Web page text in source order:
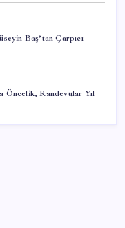
Baş’tan Çarpıcı
Öncelik, Randevular Yıl